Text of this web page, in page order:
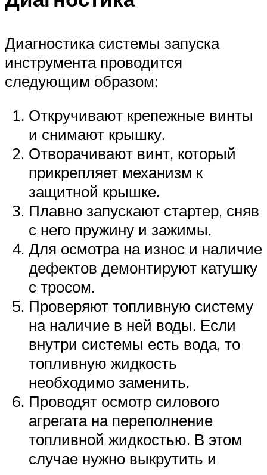
Диагностика системы запуска
инструмента проводится
следующим образом:
Откручивают крепежные винты
и снимают крышку.
Отворачивают винт, который
прикрепляет механизм к
защитной крышке.
Плавно запускают стартер, сняв
с него пружину и зажимы.
Для осмотра на износ и наличие
дефектов демонтируют катушку
с тросом.
Проверяют топливную систему
на наличие в ней воды. Если
внутри системы есть вода, то
топливную жидкость
необходимо заменить.
Проводят осмотр силового
агрегата на переполнение
топливной жидкостью. В этом
случае нужно выкрутить и